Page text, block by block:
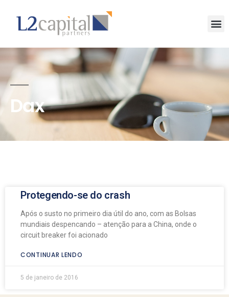
Dax
Protegendo-se do crash
Após o susto no primeiro dia útil do ano, com as Bolsas
mundiais despencando – atenção para a China, onde o
circuit breaker foi acionado
CONTINUAR LENDO
5 de janeiro de 2016